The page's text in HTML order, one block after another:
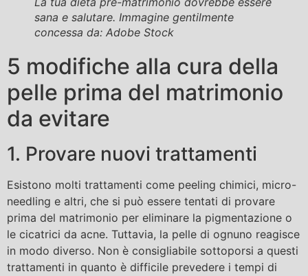
sana e salutare. Immagine gentilmente
concessa da: Adobe Stock
5 modifiche alla cura della
pelle prima del matrimonio
da evitare
1. Provare nuovi trattamenti
Esistono molti trattamenti come peeling chimici, micro-
needling e altri, che si può essere tentati di provare
prima del matrimonio per eliminare la pigmentazione o
le cicatrici da acne. Tuttavia, la pelle di ognuno reagisce
in modo diverso. Non è consigliabile sottoporsi a questi
trattamenti in quanto è difficile prevedere i tempi di